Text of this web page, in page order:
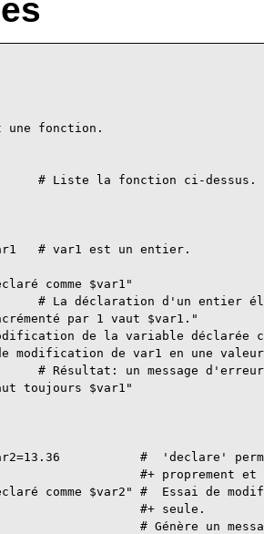
une fonction.
# Liste la fonction ci-dessus.
# var1 est un entier.
comme $var1"
# La déclaration d'un entier
par 1 vaut $var1."
de la variable déclarée
modification de var1 en une
# Résultat: un message
toujours $var1"
#  'declare'
#+ proprement et
comme $var2" #  Essai de
#+ seule.
# Génère un